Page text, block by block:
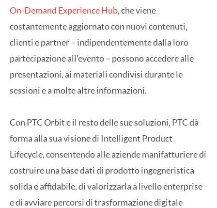
On-Demand Experience Hub, che viene
costantemente aggiornato con nuovi contenuti,
clienti e partner – indipendentemente dalla loro
partecipazione all’evento – possono accedere alle
presentazioni, ai materiali condivisi durante le
sessioni e a molte altre informazioni.
Con PTC Orbit e il resto delle sue soluzioni, PTC dà
forma alla sua visione di Intelligent Product
Lifecycle, consentendo alle aziende manifatturiere di
costruire una base dati di prodotto ingegneristica
solida e affidabile, di valorizzarla a livello enterprise
e di avviare percorsi di trasformazione digitale